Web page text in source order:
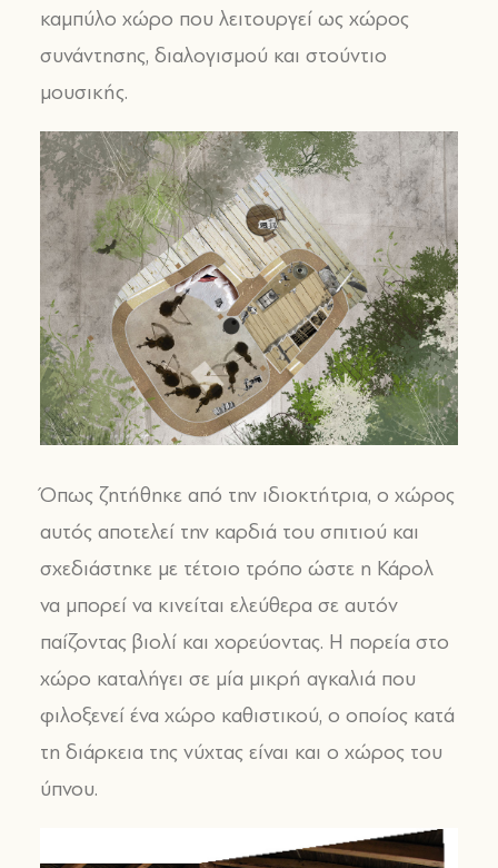
καμπύλο χώρο που λειτουργεί ως χώρος
συνάντησης, διαλογισμού και στούντιο
μουσικής.
Όπως ζητήθηκε από την ιδιοκτήτρια, ο χώρος
αυτός αποτελεί την καρδιά του σπιτιού και
σχεδιάστηκε με τέτοιο τρόπο ώστε η Κάρολ
να μπορεί να κινείται ελεύθερα σε αυτόν
παίζοντας βιολί και χορεύοντας. Η πορεία στο
χώρο καταλήγει σε μία μικρή αγκαλιά που
φιλοξενεί ένα χώρο καθιστικού, ο οποίος κατά
τη διάρκεια της νύχτας είναι και ο χώρος του
ύπνου.